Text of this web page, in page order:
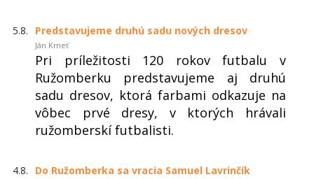
5.8. Predstavujeme druhú sadu nových dresov
Ján Kmeť
Pri príležitosti 120 rokov futbalu v
Ružomberku predstavujeme aj druhú
sadu dresov, ktorá farbami odkazuje na
vôbec prvé dresy, v ktorých hrávali
ružomberskí futbalisti.
4.8. Do Ružomberka sa vracia Samuel Lavrinčík